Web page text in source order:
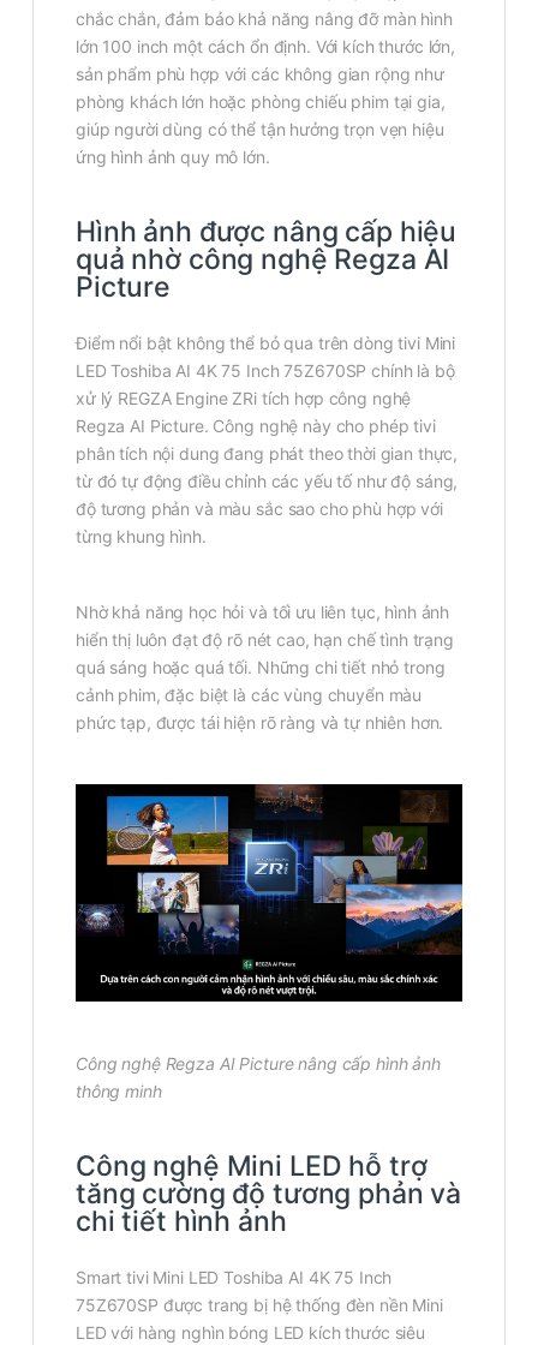
chắc chắn, đảm bảo khả năng nâng đỡ màn hình
lớn 100 inch một cách ổn định. Với kích thước lớn,
sản phẩm phù hợp với các không gian rộng như
phòng khách lớn hoặc phòng chiếu phim tại gia,
giúp người dùng có thể tận hưởng trọn vẹn hiệu
ứng hình ảnh quy mô lớn.
Hình ảnh được nâng cấp hiệu
quả nhờ công nghệ Regza AI
Picture
Điểm nổi bật không thể bỏ qua trên dòng tivi Mini
LED Toshiba AI 4K 75 Inch 75Z670SP chính là bộ
xử lý REGZA Engine ZRi tích hợp công nghệ
Regza AI Picture. Công nghệ này cho phép tivi
phân tích nội dung đang phát theo thời gian thực,
từ đó tự động điều chỉnh các yếu tố như độ sáng,
độ tương phản và màu sắc sao cho phù hợp với
từng khung hình.
Nhờ khả năng học hỏi và tối ưu liên tục, hình ảnh
hiển thị luôn đạt độ rõ nét cao, hạn chế tình trạng
quá sáng hoặc quá tối. Những chi tiết nhỏ trong
cảnh phim, đặc biệt là các vùng chuyển màu
phức tạp, được tái hiện rõ ràng và tự nhiên hơn.
Công nghệ Regza AI Picture nâng cấp hình ảnh
thông minh
Công nghệ Mini LED hỗ trợ
tăng cường độ tương phản và
chi tiết hình ảnh
Smart tivi Mini LED Toshiba AI 4K 75 Inch
75Z670SP được trang bị hệ thống đèn nền Mini
LED với hàng nghìn bóng LED kích thước siêu